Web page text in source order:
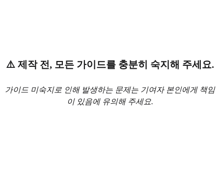
⚠️ 제작 전, 모든 가이드를 충분히 숙지해 주세요.
가이드 미숙지로 인해 발생하는 문제는 기여자 본인에게 책임
이 있음에 유의해 주세요.